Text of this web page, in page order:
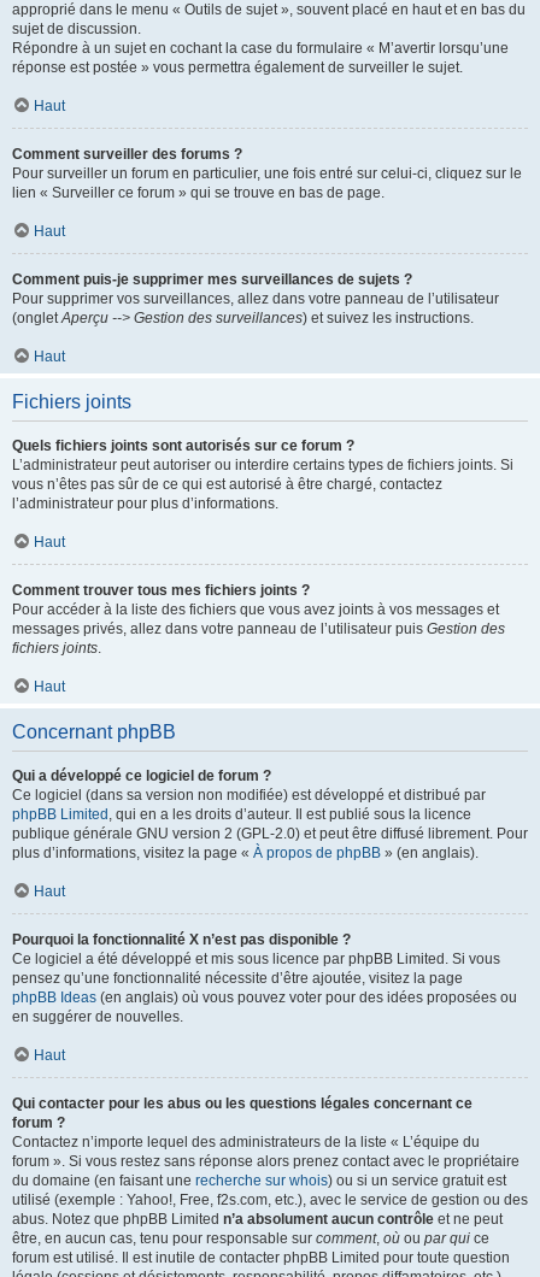
approprié dans le menu « Outils de sujet », souvent placé en haut et en bas du
sujet de discussion.
Répondre à un sujet en cochant la case du formulaire « M’avertir lorsqu’une
réponse est postée » vous permettra également de surveiller le sujet.
Haut
Comment surveiller des forums ?
Pour surveiller un forum en particulier, une fois entré sur celui-ci, cliquez sur le
lien « Surveiller ce forum » qui se trouve en bas de page.
Haut
Comment puis-je supprimer mes surveillances de sujets ?
Pour supprimer vos surveillances, allez dans votre panneau de l’utilisateur
(ongletAperçu --> Gestion des surveillances) et suivez les instructions.
Haut
Fichiers joints
Quels fichiers joints sont autorisés sur ce forum ?
L’administrateur peut autoriser ou interdire certains types de fichiers joints. Si
vous n’êtes pas sûr de ce qui est autorisé à être chargé, contactez
l’administrateur pour plus d’informations.
Haut
Comment trouver tous mes fichiers joints ?
Pour accéder à la liste des fichiers que vous avez joints à vos messages et
messages privés, allez dans votre panneau de l’utilisateur puis Gestion des
fichiers joints.
Haut
Concernant phpBB
Qui a développé ce logiciel de forum ?
Ce logiciel (dans sa version non modifiée) est développé et distribué par
phpBB Limited , qui en a les droits d’auteur. Il est publié sous la licence
publique générale GNU version 2 (GPL-2.0) et peut être diffusé librement. Pour
plus d’informations, visitez la page « À propos de phpBB » (en anglais).
Haut
Pourquoi la fonctionnalité X n’est pas disponible ?
Ce logiciel a été développé et mis sous licence par phpBB Limited. Si vous
pensez qu’une fonctionnalité nécessite d’être ajoutée, visitez la page
phpBB Ideas (en anglais) où vous pouvez voter pour des idées proposées ou
en suggérer de nouvelles.
Haut
Qui contacter pour les abus ou les questions légales concernant ce
forum ?
Contactez n’importe lequel des administrateurs de la liste « L’équipe du
forum ». Si vous restez sans réponse alors prenez contact avec le propriétaire
du domaine (en faisant une recherche sur whois) ou si un service gratuit est
utilisé (exemple : Yahoo!, Free, f2s.com, etc.), avec le service de gestion ou des
abus. Notez que phpBB Limited n’a absolument aucun contrôle et ne peut
être, en aucun cas, tenu pour responsable sur comment, où ou par qui ce
forum est utilisé. Il est inutile de contacter phpBB Limited pour toute question